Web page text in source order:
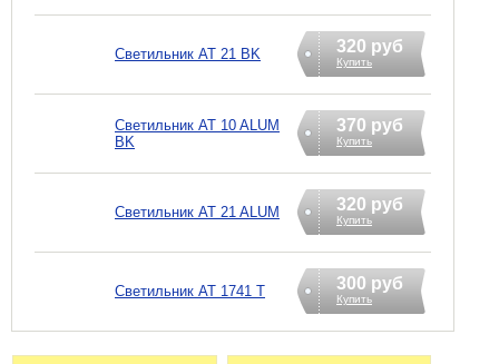
Светильник AT 21 ВK 320 руб
Купить
Светильник AT 10 ALUM
BK
370 руб
Купить
Светильник AT 21 ALUM 320 руб
Купить
Светильник AT 1741 Т 300 руб
Купить